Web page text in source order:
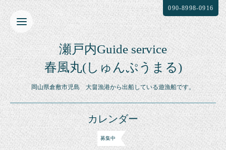
瀬戸内Guide service
春風丸(しゅんぷうまる)
岡山県倉敷市児島 大畠漁港から出船している遊漁船です。
090-8998-0916
カレンダー
募集中